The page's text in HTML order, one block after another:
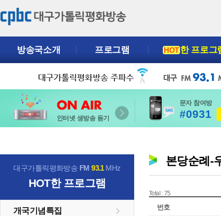
방송국소개 프로그램 HOT한 프로그
인터넷 생방송 듣기
문자 참여방
#0931
대구가톨릭평화방송 FM93.1MHz
HOT한 프로그램
개국기념특집
본당순례-
Total : 75
번호